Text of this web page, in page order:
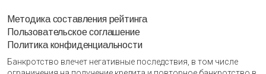
Методика составления рейтинга
Пользовательское соглашение
Политика конфиденциальности
Банкротство влечет негативные последствия, в том числе